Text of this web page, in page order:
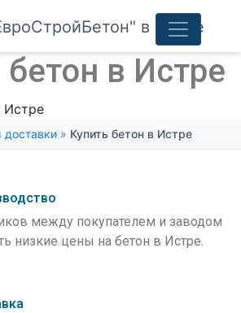
бетон в Истре
доставки » Купить бетон в Истре
между покупателем и заводом
низкие цены на бетон в Истре.